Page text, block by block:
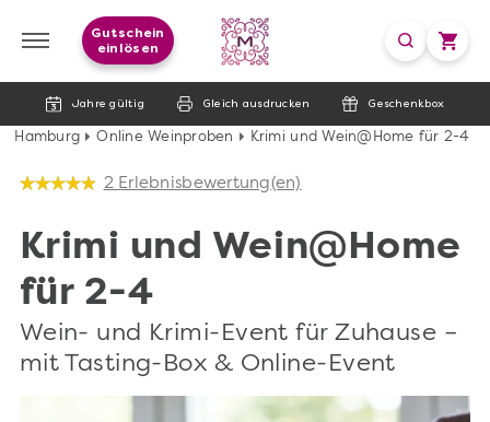
Jahre gültig Gleich ausdrucken Geschenkbox
Gutschein
einlösen
Hamburg Online Weinproben Krimi und Wein@Home für 2-4
2 Erlebnisbewertung(en)
Krimi und Wein@Home
für 2-4
Wein- und Krimi-Event für Zuhause –
mit Tasting-Box & Online-Event